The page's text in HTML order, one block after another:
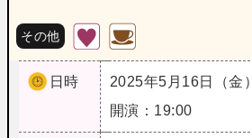
その他
日時
2025年5月16日（金）
開演：19:00